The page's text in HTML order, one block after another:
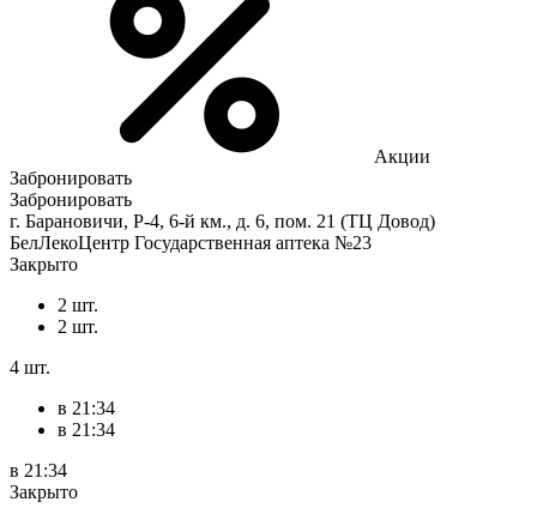
Акции
Забронировать
Забронировать
г. Барановичи, Р-4, 6-й км., д. 6, пом. 21 (ТЦ Довод)
БелЛекоЦентр Государственная аптека №23
Закрыто
2 шт.
2 шт.
4 шт.
в 21:34
в 21:34
в 21:34
Закрыто